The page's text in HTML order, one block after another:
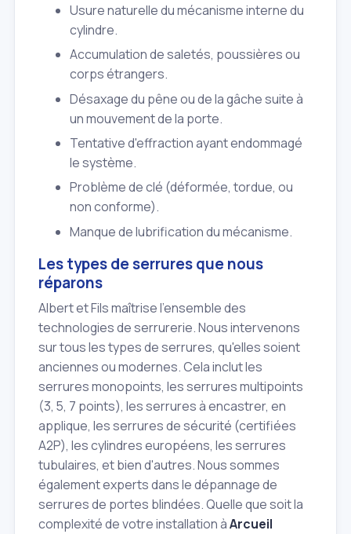
Usure naturelle du mécanisme interne du
cylindre.
Accumulation de saletés, poussières ou
corps étrangers.
Désaxage du pêne ou de la gâche suite à
un mouvement de la porte.
Tentative d'effraction ayant endommagé
le système.
Problème de clé (déformée, tordue, ou
non conforme).
Manque de lubrification du mécanisme.
Les types de serrures que nous
réparons
Albert et Fils maîtrise l'ensemble des
technologies de serrurerie. Nous intervenons
sur tous les types de serrures, qu'elles soient
anciennes ou modernes. Cela inclut les
serrures monopoints, les serrures multipoints
(3, 5, 7 points), les serrures à encastrer, en
applique, les serrures de sécurité (certifiées
A2P), les cylindres européens, les serrures
tubulaires, et bien d'autres. Nous sommes
également experts dans le dépannage de
serrures de portes blindées. Quelle que soit la
complexité de votre installation àArcueil